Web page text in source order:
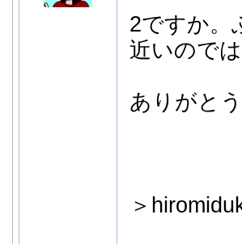
2ですか。
近いので
ありがと
＞